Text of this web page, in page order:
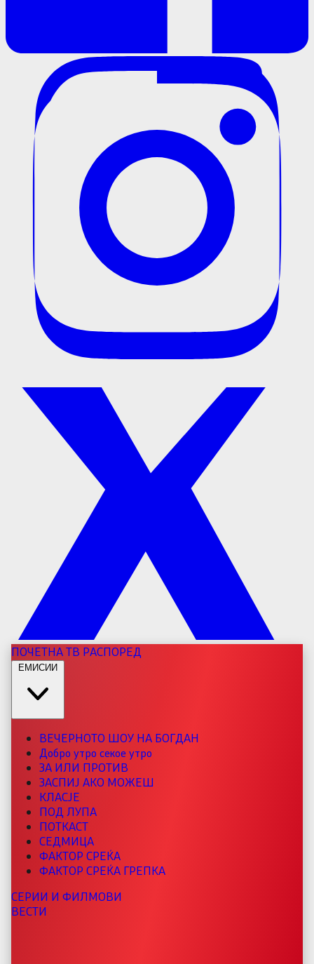
ПОЧЕТНАТВ РАСПОРЕД
ЕМИСИИ
ВЕЧЕРНОТО ШОУ НА БОГДАН
Добро утро секое утро
ЗА ИЛИ ПРОТИВ
ЗАСПИЈ АКО МОЖЕШ
КЛАСЈЕ
ПОД ЛУПА
ПОТКАСТ
СЕДМИЦА
ФАКТОР СРЕЌА
ФАКТОР СРЕЌА ГРЕПКА
СЕРИИ И ФИЛМОВИ
ВЕСТИ